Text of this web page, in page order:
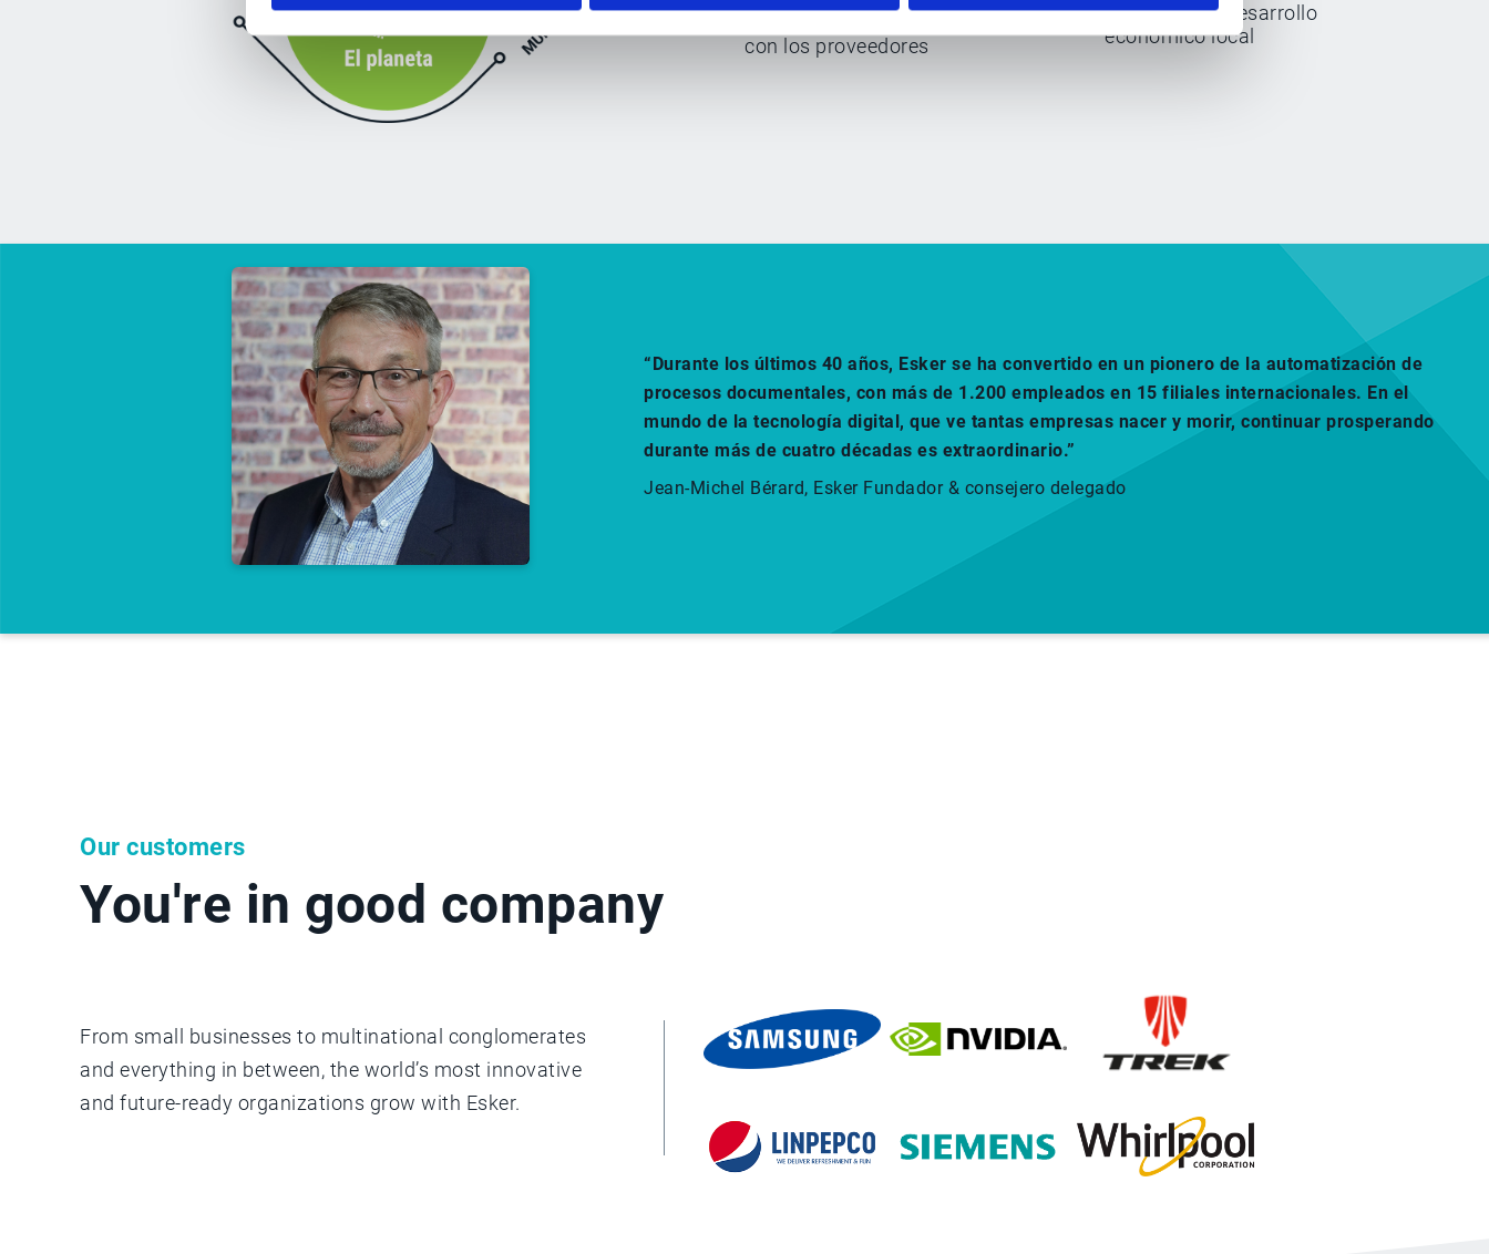
con los proveedores
Contribuir al desarrollo
económico local
“Durante los últimos 40 años, Esker se ha convertido en un pionero de la automatización de
procesos documentales, con más de 1.200 empleados en 15 filiales internacionales. En el
mundo de la tecnología digital, que ve tantas empresas nacer y morir, continuar prosperando
durante más de cuatro décadas es extraordinario.”
Jean-Michel Bérard, Esker Fundador & consejero delegado
Our customers
You're in good company
From small businesses to multinational conglomerates
and everything in between, the world’s most innovative
and future-ready organizations grow with Esker.